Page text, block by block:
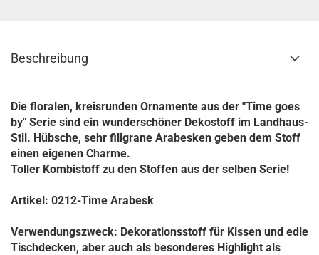
Beschreibung
Die floralen, kreisrunden Ornamente aus der "Time goes
by" Serie sind ein wunderschöner Dekostoff im Landhaus-
Stil. Hübsche, sehr filigrane Arabesken geben dem Stoff
einen eigenen Charme.
Toller Kombistoff zu den Stoffen aus der selben Serie!
Artikel: 0212-Time Arabesk
Verwendungszweck: Dekorationsstoff für Kissen und edle
Tischdecken, aber auch als besonderes Highlight als